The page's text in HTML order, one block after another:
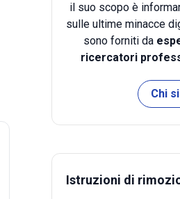
il suo scopo è
sulle ultime minacce
sono forniti da
ricercatori
Chi
Istruzioni di